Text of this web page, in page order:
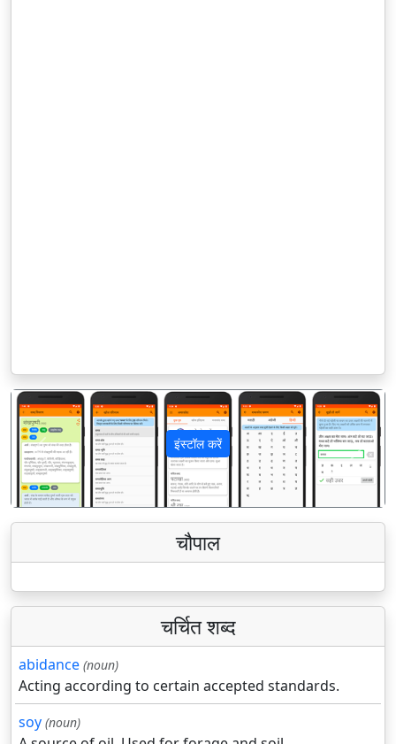
इंस्टॉल करें
पिछला अगला
चौपाल
चर्चित शब्द
abidance (noun)
Acting according to certain accepted standards.
soy (noun)